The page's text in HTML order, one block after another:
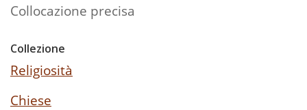
Collocazione precisa
Collezione
Religiosità
Chiese